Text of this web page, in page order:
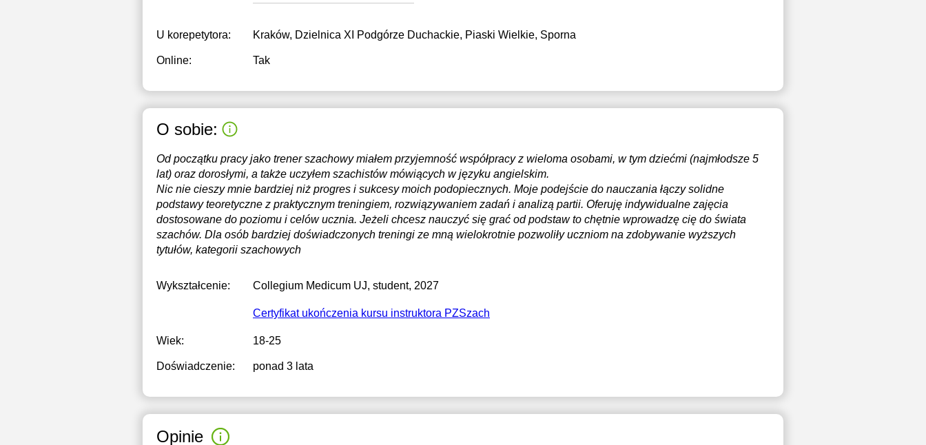
U korepetytora: Kraków, Dzielnica XI Podgórze Duchackie, Piaski Wielkie, Sporna
Online: Tak
O sobie:
Od początku pracy jako trener szachowy miałem przyjemność współpracy z wieloma osobami, w tym dziećmi (najmłodsze 5
lat) oraz dorosłymi, a także uczyłem szachistów mówiących w języku angielskim.
Nic nie cieszy mnie bardziej niż progres i sukcesy moich podopiecznych. Moje podejście do nauczania łączy solidne
podstawy teoretyczne z praktycznym treningiem, rozwiązywaniem zadań i analizą partii. Oferuję indywidualne zajęcia
dostosowane do poziomu i celów ucznia. Jeżeli chcesz nauczyć się grać od podstaw to chętnie wprowadzę cię do świata
szachów. Dla osób bardziej doświadczonych treningi ze mną wielokrotnie pozwoliły uczniom na zdobywanie wyższych
tytułów, kategorii szachowych
Wykształcenie: Collegium Medicum UJ, student, 2027
Certyfikat ukończenia kursu instruktora PZSzach
Wiek: 18-25
Doświadczenie: ponad 3 lata
Opinie